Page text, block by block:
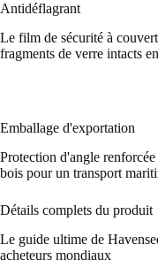
Antidéflagrant
Le film de sécurité à
fragments de verre intacts
Emballage d'exportation
Protection d'angle
bois pour un transport
Détails complets du produit
Le guide ultime de
acheteurs mondiaux